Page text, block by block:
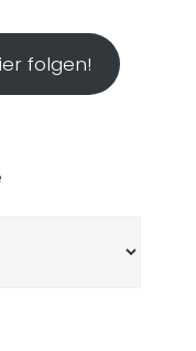
folgen!